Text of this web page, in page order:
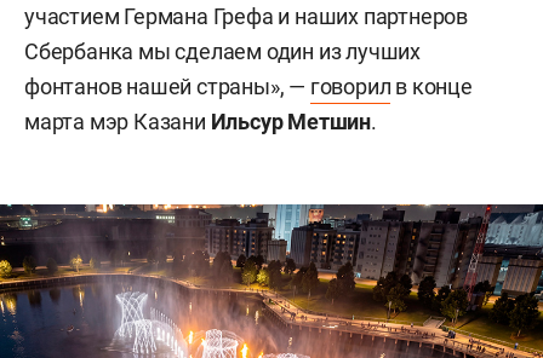
участием Германа Грефа и наших партнеров
Сбербанка мы сделаем один из лучших
фонтанов нашей страны», — говорил в конце
марта мэр Казани Ильсур Метшин.